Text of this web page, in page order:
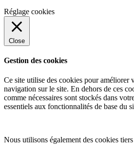
Réglage cookies
Close
Gestion des cookies
Ce site utilise des cookies pour améliorer
navigation sur le site. En dehors de ces
comme nécessaires sont stockés dans
essentiels aux fonctionnalités de base du
Nous utilisons également des cookies tiers